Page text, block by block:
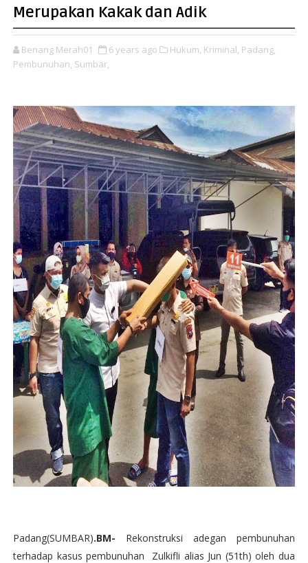
Merupakan Kakak dan Adik
Benang Merah01 6 years ago Hukum, Kriminal, Padang,
Pembunuhan, Sumbar,
Padang(SUMBAR).BM- Rekonstruksi adegan pembunuhan
terhadap kasus pembunuhan Zulkifli alias Jun (51th) oleh dua